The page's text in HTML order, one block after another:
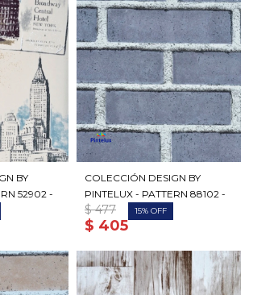
BY
52902 -
COLECCIÓN DESIGN BY
PINTELUX - PATTERN 88102 -
$ 405
$ 477 15